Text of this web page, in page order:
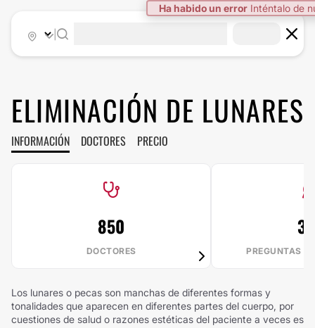
Ha habido un error Inténtalo de
ELIMINACIÓN DE LUNARES
INFORMACIÓN DOCTORES PRECIO
850
DOCTORES PREGUNTAS
Los lunares o pecas son manchas de diferentes formas y
tonalidades que aparecen en diferentes partes del cuerpo, por
cuestiones de salud o razones estéticas del paciente a veces es